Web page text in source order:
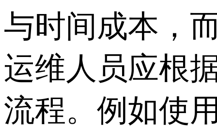
与时间成本，
运维人员应根
流程。例如使